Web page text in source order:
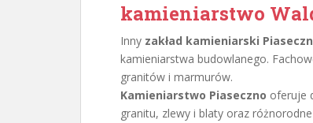
kamieniarstwo
Inny zakład kamieniarski
kamieniarstwa budowlanego.
granitów i marmurów.
Kamieniarstwo Piaseczno oferuje
granitu, zlewy i blaty oraz